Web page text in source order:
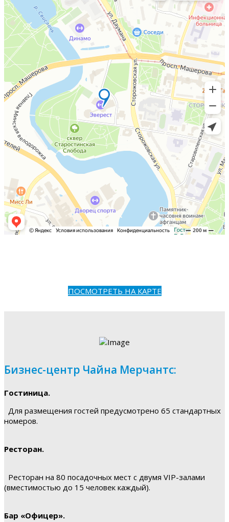
ПОСМОТРЕТЬ НА КАРТЕ
Бизнес-центр Чайна Мерчантс:
Гостиница.
Для размещения гостей предусмотрено 65 стандартных
номеров.
Ресторан.
Ресторан на 80 посадочных мест с двумя VIP-залами
(вместимостью до 15 человек каждый).
Бар «Офицер».